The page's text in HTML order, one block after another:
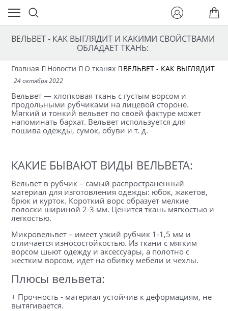
ВЕЛЬВЕТ - КАК ВЫГЛЯДИТ И КАКИМИ СВОЙСТВАМИ
ОБЛАДАЕТ ТКАНЬ:
Главная Новости О тканях ВЕЛЬВЕТ - КАК ВЫГЛЯДИТ
24 октября 2022
Вельвет — хлопковая ткань с густым ворсом и
продольными рубчиками на лицевой стороне.
Мягкий и тонкий вельвет по своей фактуре может
напоминать бархат. Вельвет используется для
пошива одежды, сумок, обуви и т. д.
КАКИЕ БЫВАЮТ ВИДЫ ВЕЛЬВЕТА:
Вельвет в рубчик – самый распространенный
материал для изготовления одежды: юбок, жакетов,
брюк и курток. Короткий ворс образует мелкие
полоски шириной 2-3 мм. Ценится ткань мягкостью и
легкостью.
Микровельвет – имеет узкий рубчик 1-1,5 мм и
отличается износостойкостью. Из ткани с мягким
ворсом шьют одежду и аксессуары, а полотно с
жестким ворсом, идет на обивку мебели и чехлы.
Плюсы вельвета:
+ Прочность - материал устойчив к деформациям, не
вытягивается.